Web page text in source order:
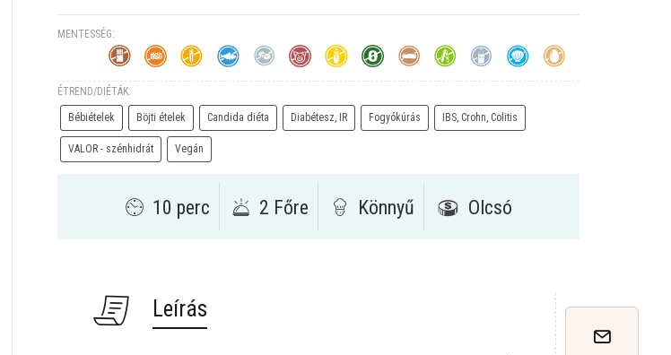
MENTESSÉG:
ÉTREND/DIÉTÁK:
Bébiételek Böjti ételek Candida diéta Diabétesz, IR Fogyókúrás IBS, Crohn, Colitis
VALOR - szénhidrát Vegán
10 perc 2 Főre Könnyű Olcsó
Leírás